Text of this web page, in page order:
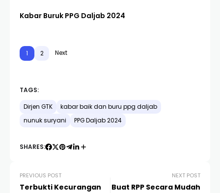
Kabar Buruk PPG Daljab 2024
1 2 Next
TAGS:
Dirjen GTK
kabar baik dan buru ppg daljab
nunuk suryani
PPG Daljab 2024
SHARES:
PREVIOUS POST
Terbukti Kecurangan
NEXT POST
Buat RPP Secara Mudah